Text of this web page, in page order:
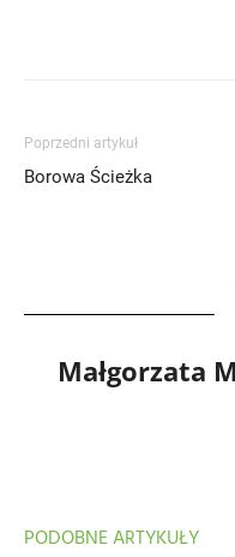
Poprzedni artykuł
Borowa Ścieżka
Małgorzata
PODOBNE ARTYKUŁY